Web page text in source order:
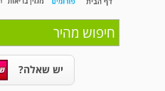
חיפוש מהיר
יש שאלה?